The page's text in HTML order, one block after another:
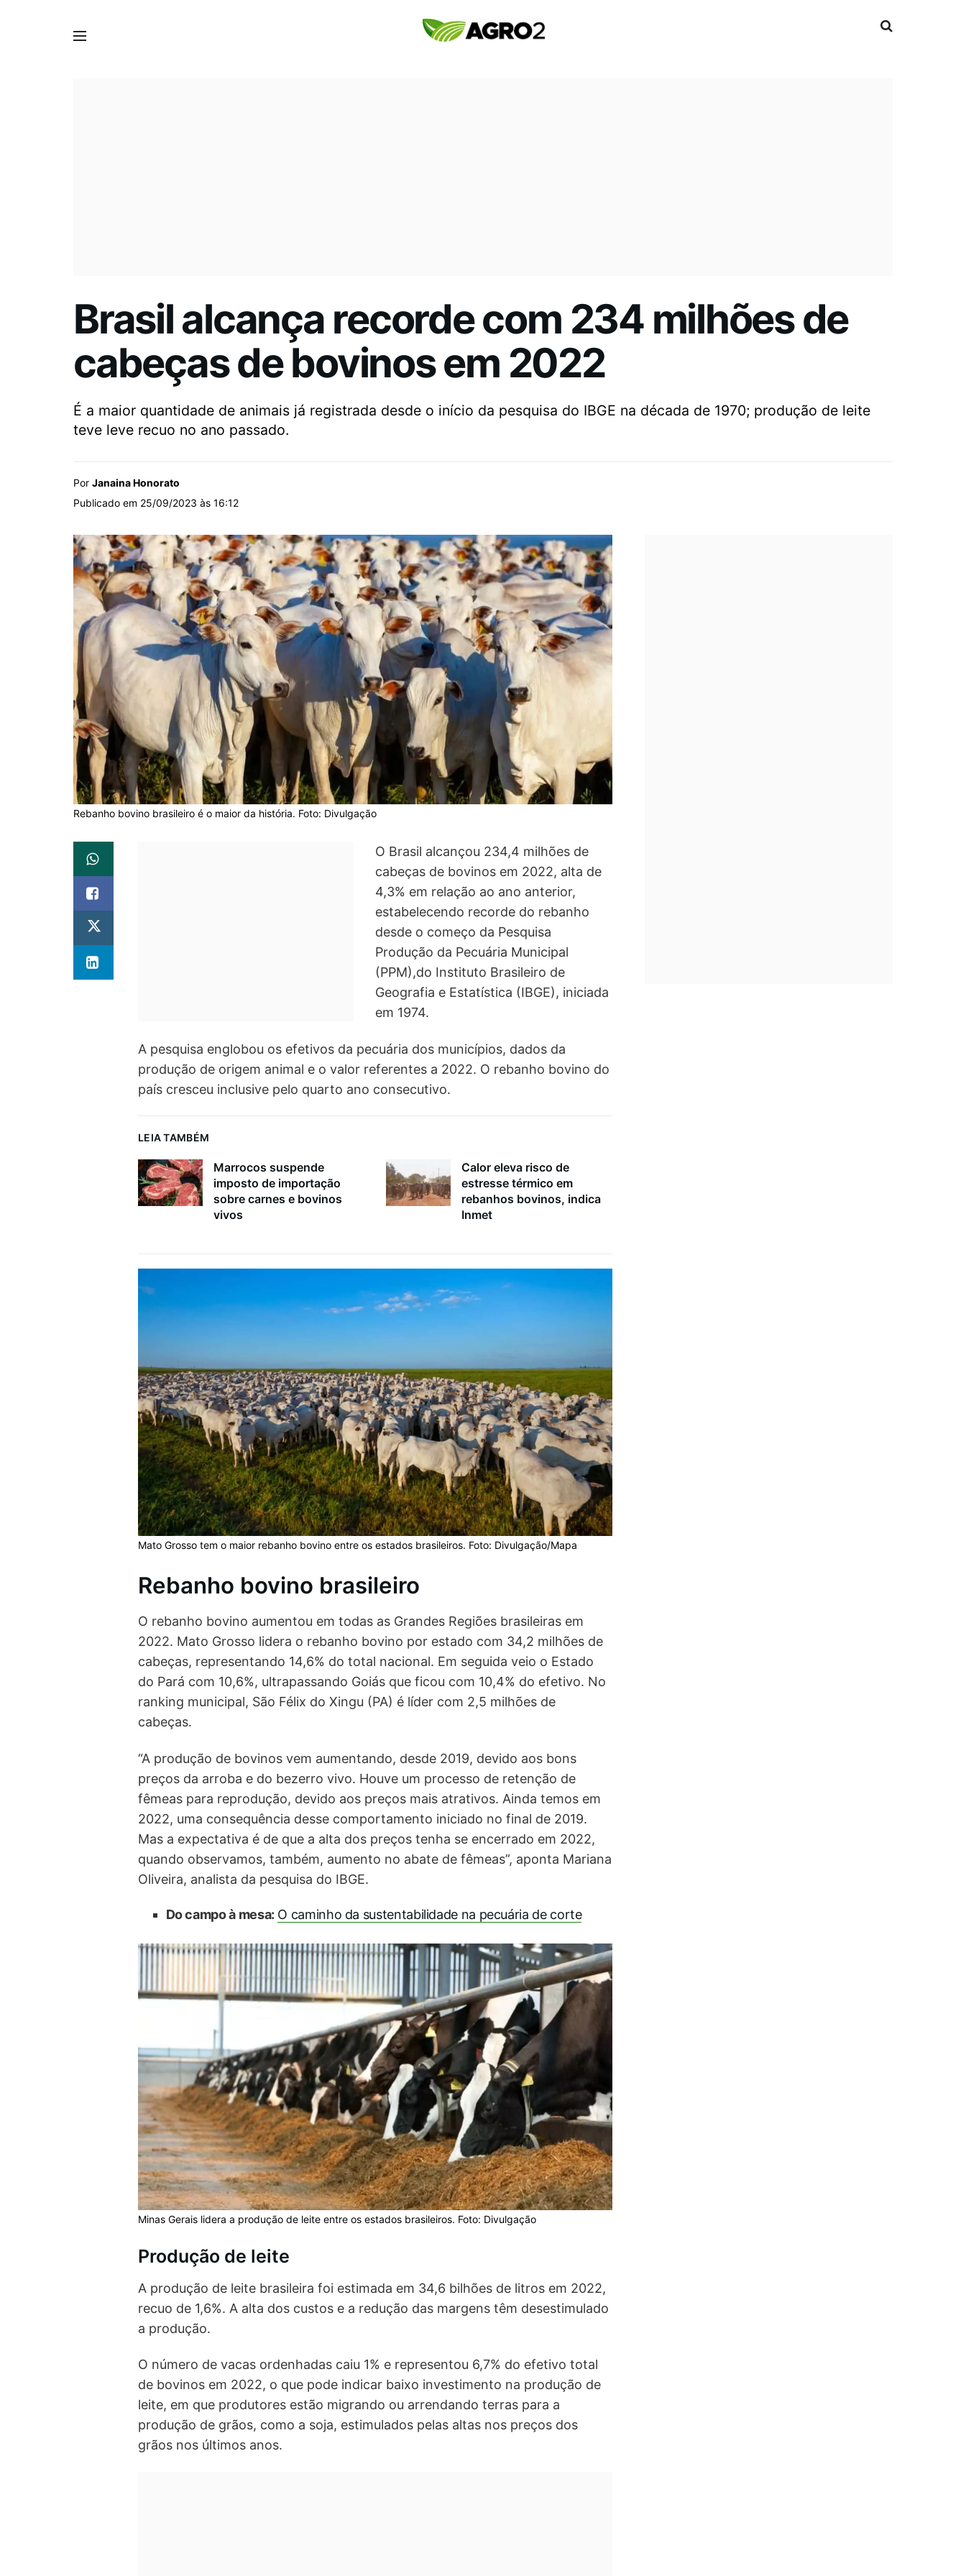
Brasil alcança recorde com 234 milhões de
cabeças de bovinos em 2022
É a maior quantidade de animais já registrada desde o início da pesquisa do IBGE na década de 1970; produção de leite
teve leve recuo no ano passado.
Por Janaina Honorato
Publicado em 25/09/2023 às 16:12
Rebanho bovino brasileiro é o maior da história. Foto: Divulgação
O Brasil alcançou 234,4 milhões de
cabeças de bovinos em 2022, alta de
4,3% em relação ao ano anterior,
estabelecendo recorde do rebanho
desde o começo da Pesquisa
Produção da Pecuária Municipal
(PPM),do Instituto Brasileiro de
Geografia e Estatística (IBGE), iniciada
em 1974.
A pesquisa englobou os efetivos da pecuária dos municípios, dados da
produção de origem animal e o valor referentes a 2022. O rebanho bovino do
país cresceu inclusive pelo quarto ano consecutivo.
LEIA TAMBÉM
Marrocos suspende
imposto de importação
sobre carnes e bovinos
vivos
Calor eleva risco de
estresse térmico em
rebanhos bovinos, indica
Inmet
Mato Grosso tem o maior rebanho bovino entre os estados brasileiros. Foto: Divulgação/Mapa
Rebanho bovino brasileiro
O rebanho bovino aumentou em todas as Grandes Regiões brasileiras em
2022. Mato Grosso lidera o rebanho bovino por estado com 34,2 milhões de
cabeças, representando 14,6% do total nacional. Em seguida veio o Estado
do Pará com 10,6%, ultrapassando Goiás que ficou com 10,4% do efetivo. No
ranking municipal, São Félix do Xingu (PA) é líder com 2,5 milhões de
cabeças.
“A produção de bovinos vem aumentando, desde 2019, devido aos bons
preços da arroba e do bezerro vivo. Houve um processo de retenção de
fêmeas para reprodução, devido aos preços mais atrativos. Ainda temos em
2022, uma consequência desse comportamento iniciado no final de 2019.
Mas a expectativa é de que a alta dos preços tenha se encerrado em 2022,
quando observamos, também, aumento no abate de fêmeas”, aponta Mariana
Oliveira, analista da pesquisa do IBGE.
Do campo à mesa: O caminho da sustentabilidade na pecuária de corte
Minas Gerais lidera a produção de leite entre os estados brasileiros. Foto: Divulgação
Produção de leite
A produção de leite brasileira foi estimada em 34,6 bilhões de litros em 2022,
recuo de 1,6%. A alta dos custos e a redução das margens têm desestimulado
a produção.
O número de vacas ordenhadas caiu 1% e representou 6,7% do efetivo total
de bovinos em 2022, o que pode indicar baixo investimento na produção de
leite, em que produtores estão migrando ou arrendando terras para a
produção de grãos, como a soja, estimulados pelas altas nos preços dos
grãos nos últimos anos.